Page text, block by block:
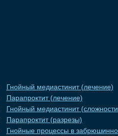
Гнойный медиастинит (лечение)
Парапроктит (лечение)
Гнойный медиастинит
Парапроктит (разрезы)
Гнойные процессы в